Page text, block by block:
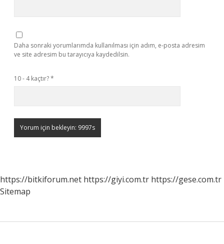
Daha sonraki yorumlarımda kullanılması için adım, e-posta adresim
ve site adresim bu tarayıcıya kaydedilsin.
10 - 4 kaçtır?*
https://bitkiforum.net https://giyi.com.tr https://gese.com.tr
Sitemap